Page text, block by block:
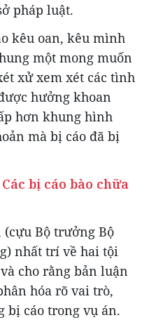
pháp luật.
kêu oan, kêu mình
một mong muốn
xử xem xét các tình
hưởng khoan
hơn khung hình
mà bị cáo đã bị
bị cáo bào chữa
Bộ trưởng Bộ
nhất trí về hai tội
cho rằng bản luận
hóa rõ vai trò,
bị cáo trong vụ án.